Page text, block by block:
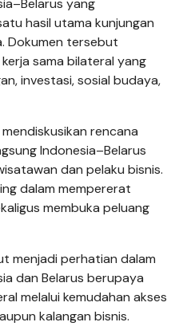
yang
hasil utama kunjungan
Dokumen tersebut
sama bilateral yang
investasi, sosial budaya,
rencana
Indonesia–Belarus
dan pelaku bisnis.
dalam mempererat
membuka peluang
menjadi perhatian dalam
dan Belarus berupaya
melalui kemudahan akses
kalangan bisnis.